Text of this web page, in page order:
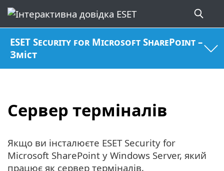
ESET Security for Microsoft SharePoint –
Зміст
Сервер терміналів
Якщо ви інсталюєте ESET Security for
Microsoft SharePoint у Windows Server, який
працює як сервер терміналів,